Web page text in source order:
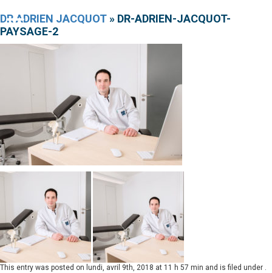
DR ADRIEN JACQUOT » DR-ADRIEN-JACQUOT-
PAYSAGE-2
This entry was posted on lundi, avril 9th, 2018 at 11 h 57 min and is filed under .